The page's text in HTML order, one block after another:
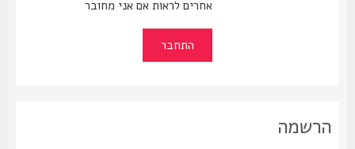
אחרים לראות אם אני מחובר
הרשמה